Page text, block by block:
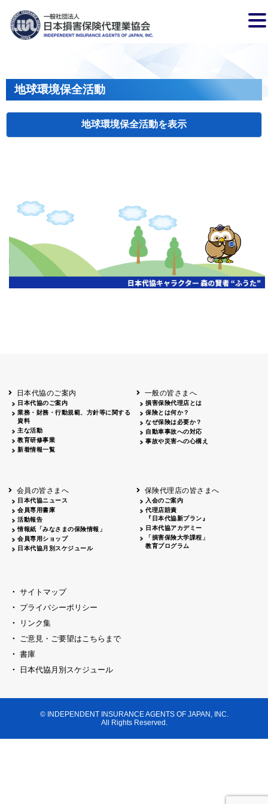
地球環境保全活動
地球環境保全活動
タイトル
岩手
クリーンアップキャンペーン
長野 飯田 飯田市大宮桜並木清掃活動
兵庫 2026.04.29 姫路城みどりの美化キャンペーン
2026.06.06 クリーン作戦 岡山
鳥取砂丘一斉清掃 鳥取
日本代協のご案内
日本代協のご案内
業務・財務・行動規範、方針等に関する
資料
主な活動
教育研修事業
新着情報一覧
一般の皆さまへ
損害保険代理店とは
保険とは何か？
なぜ保険は必要か？
自動車事故への対応
事故や災害への心構え
会員の皆さまへ
日本代協ニュース
会員専用書庫
活動報告
情報紙「みなさまの保険情報」
会員専用ショップ
日本代協月別スケジュール
保険代理店の皆さまへ
入会のご案内
代理店賠責
『日本代協新プラン』
日本代協アカデミー
「損害保険大学課程」
教育プログラム
サイトマップ
プライバシーポリシー
リンク集
ご意見・ご要望はこちらまで
書庫
日本代協月別スケジュール
© INDEPENDENT INSURANCE AGENTS OF JAPAN, INC.
All Rights Reserved.